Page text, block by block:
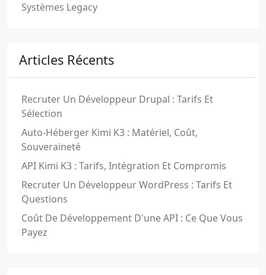
Systèmes Legacy
Articles Récents
Recruter Un Développeur Drupal : Tarifs Et
Sélection
Auto-Héberger Kimi K3 : Matériel, Coût,
Souveraineté
API Kimi K3 : Tarifs, Intégration Et Compromis
Recruter Un Développeur WordPress : Tarifs Et
Questions
Coût De Développement D'une API : Ce Que Vous
Payez